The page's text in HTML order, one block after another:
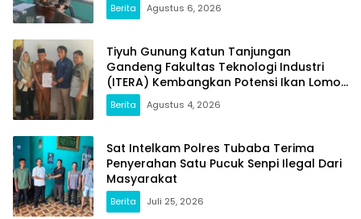
Berita Agustus 6, 2026
Tiyuh Gunung Katun Tanjungan
Gandeng Fakultas Teknologi Industri
(ITERA) Kembangkan Potensi Ikan Lomou
Menjadi Prodak Unggulan
Berita Agustus 4, 2026
Sat Intelkam Polres Tubaba Terima
Penyerahan Satu Pucuk Senpi Ilegal Dari
Masyarakat
Berita Juli 25, 2026